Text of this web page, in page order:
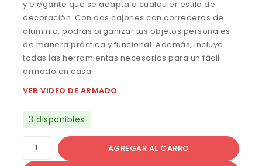
y elegante que se adapta a cualquier estilo de
decoración. Con dos cajones con correderas de
aluminio, podrás organizar tus objetos personales
de manera práctica y funcional. Además, incluye
todas las herramientas necesarias para un fácil
armado en casa.
VER VIDEO DE ARMADO
3 disponibles
AGREGAR AL CARRO